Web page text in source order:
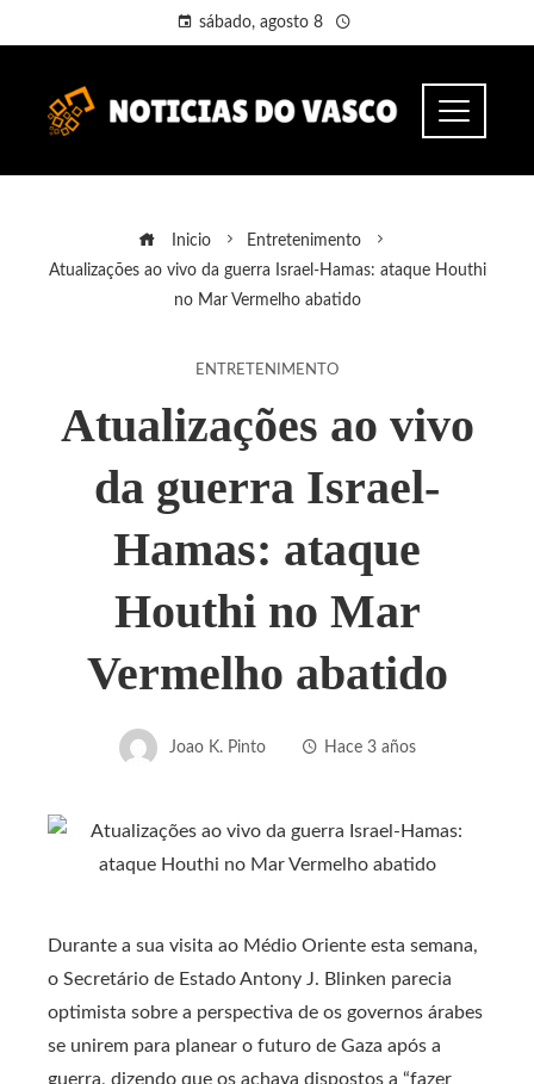
sábado, agosto 8
Inicio
Entretenimento
Atualizações ao vivo da guerra Israel-Hamas: ataque Houthi
no Mar Vermelho abatido
ENTRETENIMENTO
Atualizações ao vivo
da guerra Israel-
Hamas: ataque
Houthi no Mar
Vermelho abatido
Joao K. Pinto Hace 3 años
Durante a sua visita ao Médio Oriente esta semana,
o Secretário de Estado Antony J. Blinken parecia
optimista sobre a perspectiva de os governos árabes
se unirem para planear o futuro de Gaza após a
guerra, dizendo que os achava dispostos a “fazer